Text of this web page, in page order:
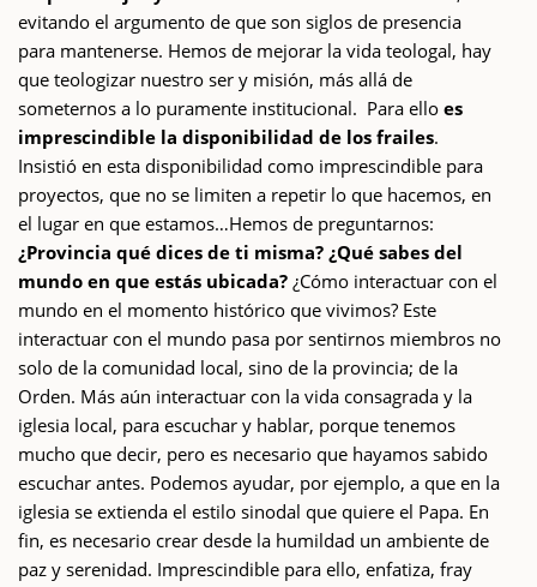
evitando el argumento de que son siglos de presencia
para mantenerse. Hemos de mejorar la vida teologal, hay
que teologizar nuestro ser y misión, más allá de
someternos a lo puramente institucional. Para ello es
imprescindible la disponibilidad de los frailes.
Insistió en esta disponibilidad como imprescindible para
proyectos, que no se limiten a repetir lo que hacemos, en
el lugar en que estamos…Hemos de preguntarnos:
¿Provincia qué dices de ti misma? ¿Qué sabes del
mundo en que estás ubicada? ¿Cómo interactuar con el
mundo en el momento histórico que vivimos? Este
interactuar con el mundo pasa por sentirnos miembros no
solo de la comunidad local, sino de la provincia; de la
Orden. Más aún interactuar con la vida consagrada y la
iglesia local, para escuchar y hablar, porque tenemos
mucho que decir, pero es necesario que hayamos sabido
escuchar antes. Podemos ayudar, por ejemplo, a que en la
iglesia se extienda el estilo sinodal que quiere el Papa. En
fin, es necesario crear desde la humildad un ambiente de
paz y serenidad. Imprescindible para ello, enfatiza, fray